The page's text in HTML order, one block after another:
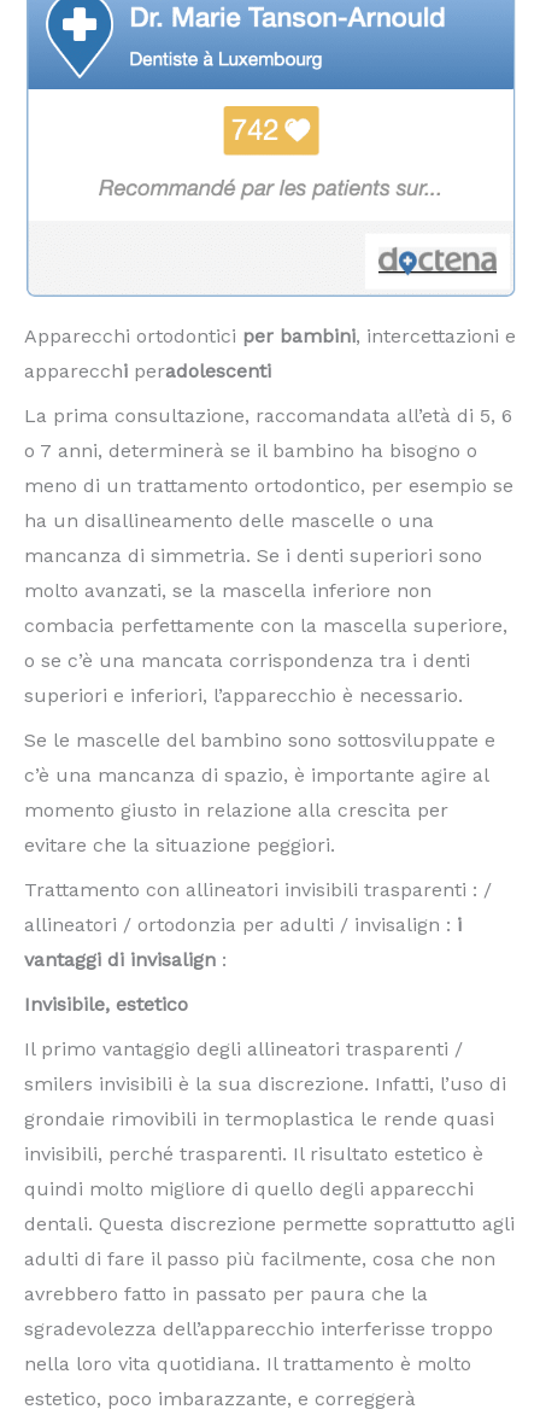
Apparecchi ortodontici per bambini, intercettazioni e
apparecchi peradolescenti
La prima consultazione, raccomandata all’età di 5, 6
o 7 anni, determinerà se il bambino ha bisogno o
meno di un trattamento ortodontico, per esempio se
ha un disallineamento delle mascelle o una
mancanza di simmetria. Se i denti superiori sono
molto avanzati, se la mascella inferiore non
combacia perfettamente con la mascella superiore,
o se c’è una mancata corrispondenza tra i denti
superiori e inferiori, l’apparecchio è necessario.
Se le mascelle del bambino sono sottosviluppate e
c’è una mancanza di spazio, è importante agire al
momento giusto in relazione alla crescita per
evitare che la situazione peggiori.
Trattamento con allineatori invisibili trasparenti : /
allineatori / ortodonzia per adulti / invisalign : i
vantaggi di invisalign :
Invisibile, estetico
Il primo vantaggio degli allineatori trasparenti /
smilers invisibili è la sua discrezione. Infatti, l’uso di
grondaie rimovibili in termoplastica le rende quasi
invisibili, perché trasparenti. Il risultato estetico è
quindi molto migliore di quello degli apparecchi
dentali. Questa discrezione permette soprattutto agli
adulti di fare il passo più facilmente, cosa che non
avrebbero fatto in passato per paura che la
sgradevolezza dell’apparecchio interferisse troppo
nella loro vita quotidiana. Il trattamento è molto
estetico, poco imbarazzante, e correggerà